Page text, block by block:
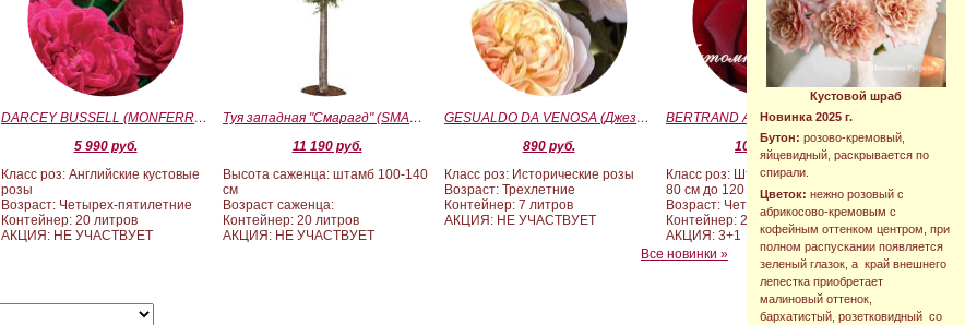
Кустовой шраб
Новинка 2025 г.
Бутон: розово-кремовый,
яйцевидный, раскрывается по
спирали.
Цветок: нежно розовый с
абрикосово-кремовым с
кофейным оттенком центром, при
полном распускании появляется
зеленый глазок, а край внешнего
лепестка приобретает
малиновый оттенок,
бархатистый, розетковидный со
DARCEY BUSSELL (MONFERRATO) (Дарси Басл)
5 990 руб.
Класс роз: Английские кустовые
розы
Возраст: Четырех-пятилетние
Контейнер: 20 литров
АКЦИЯ: НЕ УЧАСТВУЕТ
Туя западная "Смарагд" (SMARAGD) ШТАМБ 100-140
11 190 руб.
Высота саженца: штамб 100-140
см
Возраст саженца:
Контейнер: 20 литров
АКЦИЯ: НЕ УЧАСТВУЕТ
GESUALDO DA VENOSA (Джезуальдо Ди Веноза)
890 руб.
Класс роз: Исторические розы
Возраст: Трехлетние
Контейнер: 7 литров
АКЦИЯ: НЕ УЧАСТВУЕТ
BERTRAND AMOUSSOU (Бертран Амуссу)
10 000 руб.
Класс роз: Штамбовые формы от
80 см до 120 см
Возраст: Четырех-пятилетние
Контейнер: 20 литров
АКЦИЯ: 3+1
Все новинки »